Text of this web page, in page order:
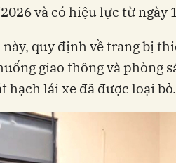
và có hiệu lực từ ngày
quy định về trang bị
giao thông và phòng
hạch lái xe đã được loại bỏ.